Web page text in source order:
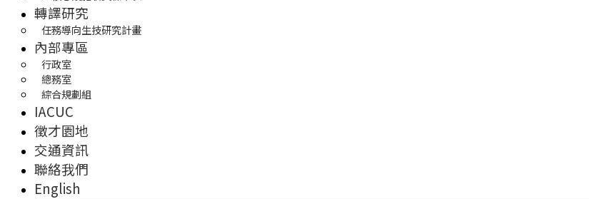
轉譯研究
任務導向生技研究計畫
內部專區
行政室
總務室
綜合規劃組
IACUC
徵才園地
交通資訊
聯絡我們
English